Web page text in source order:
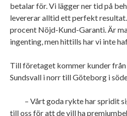
betalar för. Vi lägger ner tid på
levererar alltid ett perfekt
procent Nöjd-Kund-Garanti. Är
ingenting, men hittills har vi inte
Till företaget kommer kunder från
Sundsvall i norr till Göteborg i
– Vårt goda rykte har spridit
till oss för att de vill ha